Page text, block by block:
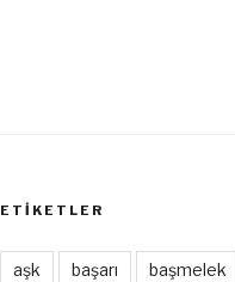
ETIKETLER
aşk başarı başmelek